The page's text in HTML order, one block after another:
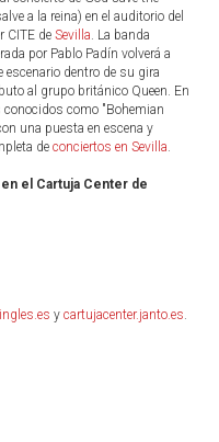
a la reina) en el auditorio del
CITE de Sevilla. La banda
por Pablo Padín volverá a
escenario dentro de su gira
al grupo británico Queen. En
como "Bohemian
una puesta en escena y
de conciertos en Sevilla.
el Cartuja Center de
y cartujacenter.janto.es.